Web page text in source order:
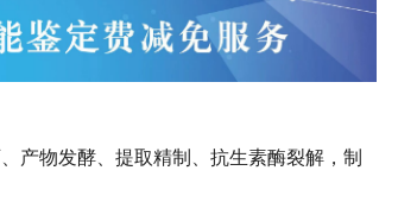
产物发酵、提取精制、抗生素酶裂解，制